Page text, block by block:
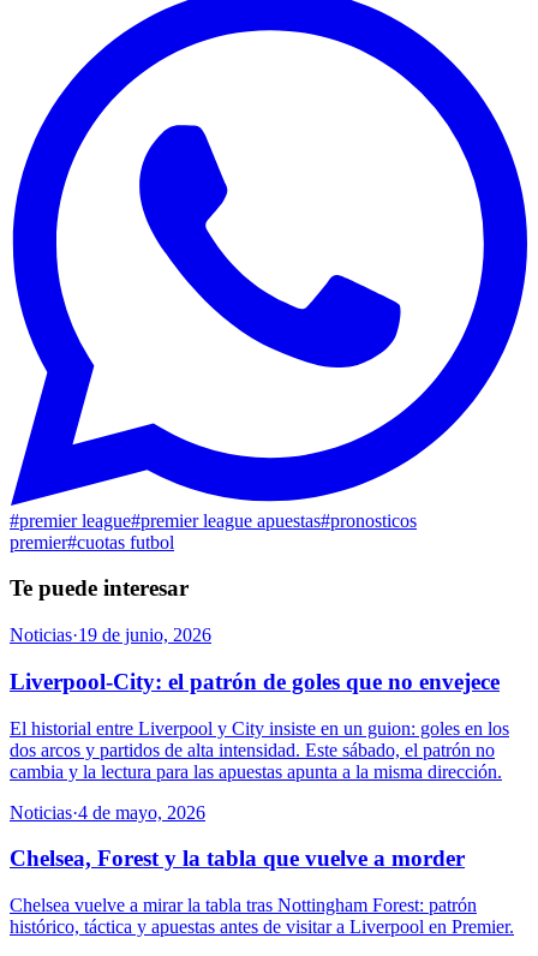
#premier league#premier league apuestas#pronosticos
premier#cuotas futbol
Te puede interesar
Noticias·19 de junio, 2026
Liverpool-City: el patrón de goles que no envejece
El historial entre Liverpool y City insiste en un guion: goles en los
dos arcos y partidos de alta intensidad. Este sábado, el patrón no
cambia y la lectura para las apuestas apunta a la misma dirección.
Noticias·4 de mayo, 2026
Chelsea, Forest y la tabla que vuelve a morder
Chelsea vuelve a mirar la tabla tras Nottingham Forest: patrón
histórico, táctica y apuestas antes de visitar a Liverpool en Premier.